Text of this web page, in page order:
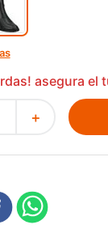
asegura el
＋